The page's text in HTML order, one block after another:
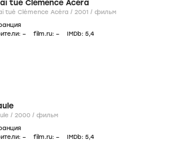
tué Clémence Acéra
J'ai tué Clémence Acéra / 2001 / фильм
– film.ru: – IMDb: 5,4
taule / 2000 / фильм
– film.ru: – IMDb: 5,4